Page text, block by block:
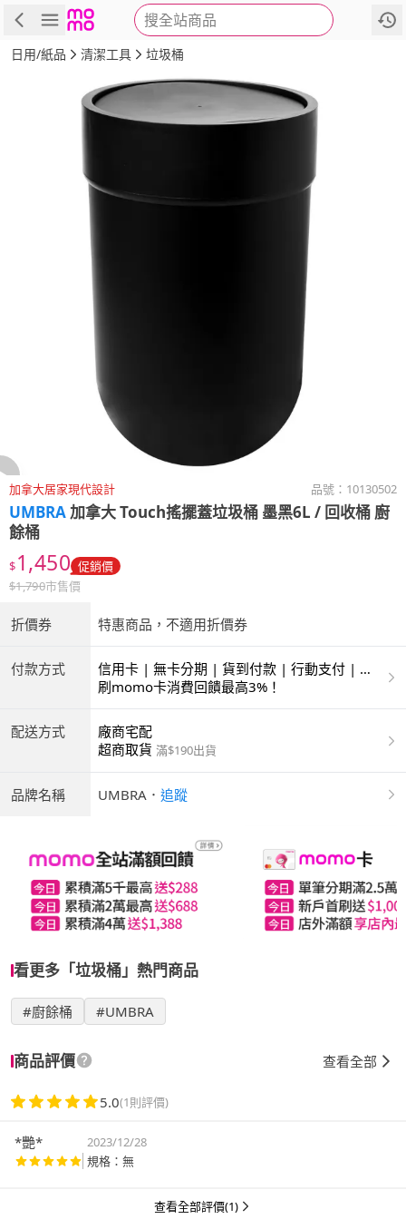
搜全站商品
商品 評價 詳情
日用/紙品 清潔工具 垃圾桶
加拿大居家現代設計 品號： 10130502
UMBRA加拿大 Touch搖擺蓋垃圾桶 墨黑6L / 回收桶 廚
餘桶
$1,450 促銷價
$1,790市售價
折價券 特惠商品，不適用折價券
付款方式
信用卡 | 無卡分期 | 貨到付款 | 行動支付 | 超
商付款 | ATM | 銀聯卡
刷momo卡消費回饋最高3%！
配送方式
廠商宅配
超商取貨 滿$190出貨
品牌名稱 UMBRA ． 追蹤
看更多「垃圾桶」熱門商品
#廚餘桶 #UMBRA
商品評價 查看全部
5.0(1則評價)
*艷*
2023/12/28
規格：無
查看全部評價(1)